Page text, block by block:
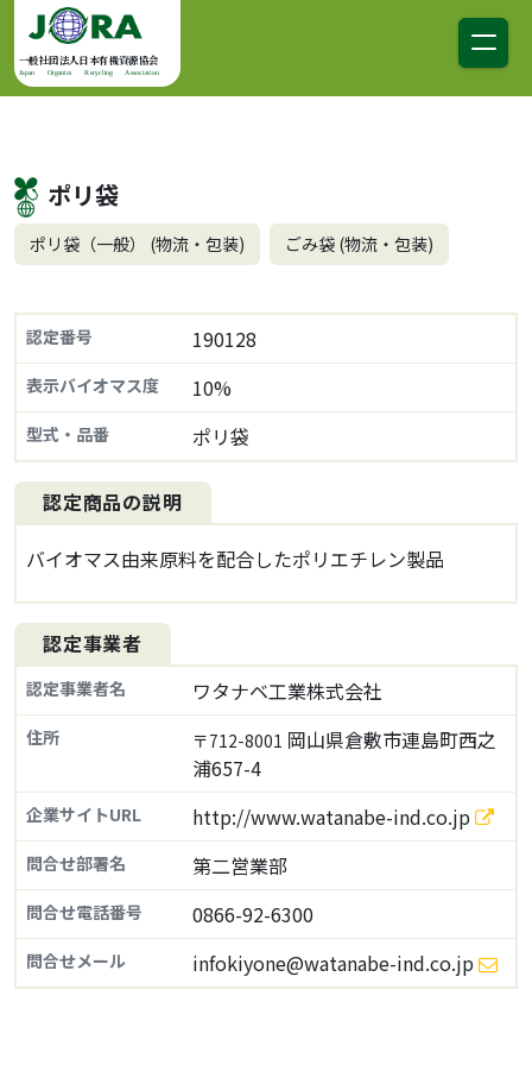
コンテンツへスキップ
メインナビゲーション
一般社団法人日本有機資源協会
Japan Organics Recycling Association
ポリ袋
ポリ袋（一般） (物流・包装) ごみ袋 (物流・包装)
認定番号 190128
表示バイオマス度 10%
型式・品番 ポリ袋
認定商品の説明
バイオマス由来原料を配合したポリエチレン製品
認定事業者
認定事業者名 ワタナベ工業株式会社
住所 〒712-8001 岡山県倉敷市連島町西之
浦657-4
企業サイトURL http://www.watanabe-ind.co.jp
問合せ部署名 第二営業部
問合せ電話番号 0866-92-6300
問合せメール infokiyone@watanabe-ind.co.jp